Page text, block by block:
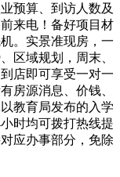
预算、到访人数及
来电！备好项目材
。实景准现房，一
区域规划，周末、
店即可享受一对一
房源消息、价钱、
教育局发布的入学
时均可拨打热线提
应办事部分，免除